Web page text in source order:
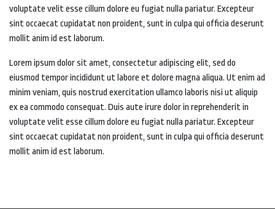
voluptate velit esse cillum dolore eu fugiat nulla pariatur. Excepteur
sint occaecat cupidatat non proident, sunt in culpa qui officia deserunt
mollit anim id est laborum.
Lorem ipsum dolor sit amet, consectetur adipiscing elit, sed do
eiusmod tempor incididunt ut labore et dolore magna aliqua. Ut enim ad
minim veniam, quis nostrud exercitation ullamco laboris nisi ut aliquip
ex ea commodo consequat. Duis aute irure dolor in reprehenderit in
voluptate velit esse cillum dolore eu fugiat nulla pariatur. Excepteur
sint occaecat cupidatat non proident, sunt in culpa qui officia deserunt
mollit anim id est laborum.